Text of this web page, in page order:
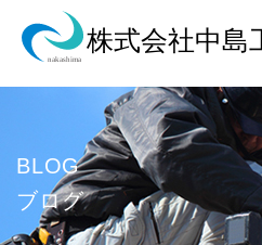
BLOG
ブログ